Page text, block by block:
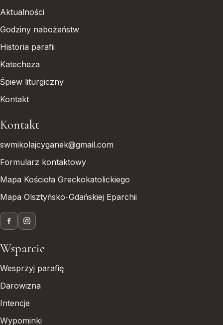
Aktualności
Godziny nabożeństw
Historia parafii
Katecheza
Śpiew liturgiczny
Kontakt
Kontakt
swmikolajcyganek@gmail.com
Formularz kontaktowy
Mapa Kościoła Greckokatolickiego
Mapa Olsztyńsko-Gdańskiej Eparchii
Wsparcie
Wesprzyj parafię
Darowizna
Intencje
Wypominki